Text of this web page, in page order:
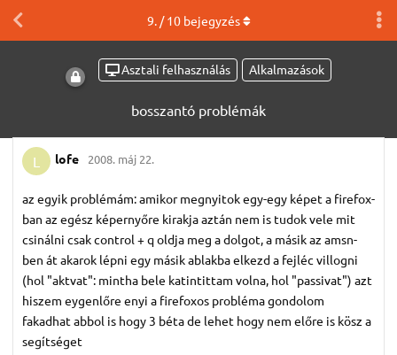
Asztali felhasználás Alkalmazások
bosszantó problémák
9. /10bejegyzés
L lofe 2008. máj 22.
az egyik problémám: amikor megnyitok egy-egy képet a firefox-
ban az egész képernyőre kirakja aztán nem is tudok vele mit
csinálni csak control + q oldja meg a dolgot, a másik az amsn-
ben át akarok lépni egy másik ablakba elkezd a fejléc villogni
(hol "aktvat": mintha bele katintittam volna, hol "passivat") azt
hiszem eygenlőre enyi a firefoxos probléma gondolom
fakadhat abbol is hogy 3 béta de lehet hogy nem előre is kösz a
segítséget